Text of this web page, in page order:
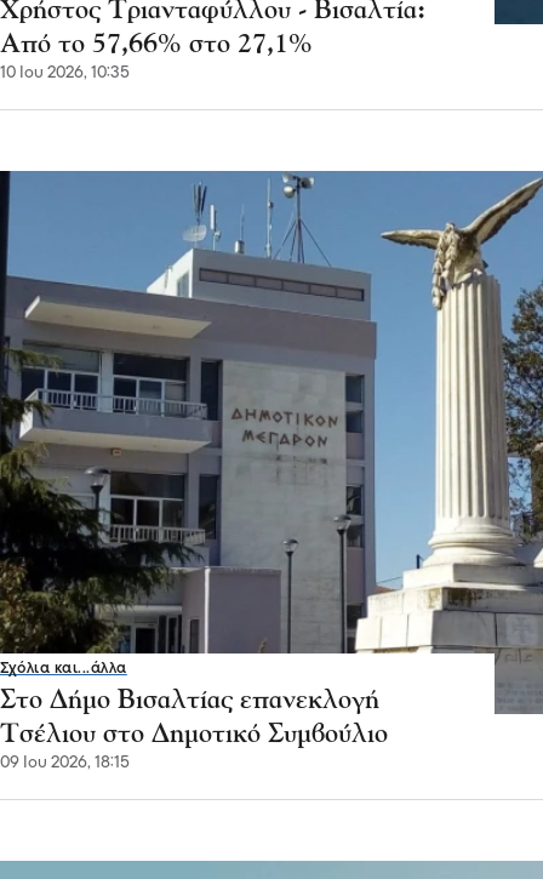
Χρήστος Τριανταφύλλου - Βισαλτία:
Από το 57,66% στο 27,1%
10 Ιου 2026, 10:35
Σχόλια και...άλλα
Στο Δήμο Βισαλτίας επανεκλογή
Τσέλιου στο Δημοτικό Συμβούλιο
09 Ιου 2026, 18:15